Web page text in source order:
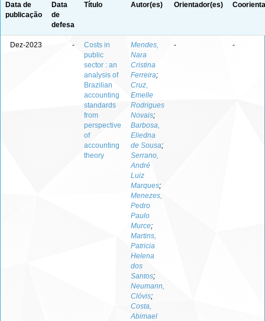
Data de
publicação
Data
de
defesa
Título Autor(es) Orientador(es)
Dez-2023 -
Costs in
public
sector : an
analysis of
Brazilian
accounting
standards
from
perspective
of
accounting
theory
Mendes,
Nara
Cristina
Ferreira;
Cruz,
Emelle
Rodrigues
Novais;
Barbosa,
Eliedna
de Sousa;
Serrano,
André
Luiz
Marques;
Menezes,
Pedro
Paulo
Murce;
Martins,
Patricia
Helena
dos
Santos;
Neumann,
Clóvis;
Costa,
Abimael
- -